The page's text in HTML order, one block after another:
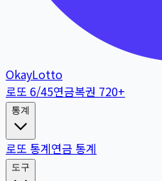
OkayLotto
로또 6/45연금복권 720+
통계
로또 통계연금 통계
도구